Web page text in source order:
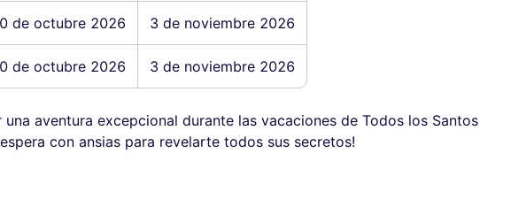
de octubre 2026 3 de noviembre 2026
de octubre 2026 3 de noviembre 2026
una aventura excepcional durante las vacaciones de Todos los Santos
con ansias para revelarte todos sus secretos!